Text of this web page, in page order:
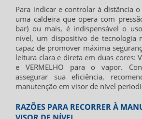
Para indicar e controlar à distância
uma caldeira que opera com
bar) ou mais, é indispensável o
nível, um dispositivo de tecnologia
capaz de promover máxima
leitura clara e direta em duas cores:
e VERMELHO para o vapor.
assegurar sua eficiência,
manutenção em visor de nível
RAZÕES PARA RECORRER À